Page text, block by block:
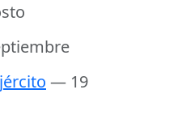
— 19